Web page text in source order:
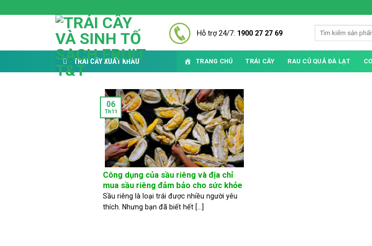
to
Hỗ trợ 24/7: 1900 27 27 69
TRÁI CÂY XUẤT KHẨU TRANG CHỦ TRÁI CÂY RAU CỦ QUẢ ĐÀ LẠT
Công dụng của sầu riêng và địa chỉ
mua sầu riêng đảm bảo cho sức khỏe
Sầu riêng là loại trái được nhiều người yêu
thích. Nhưng bạn đã biết hết [...]
06
Th11